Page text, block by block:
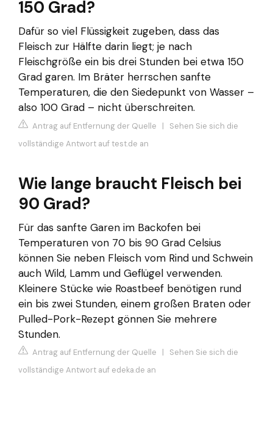
150 Grad?
Dafür so viel Flüssigkeit zugeben, dass das
Fleisch zur Hälfte darin liegt; je nach
Fleischgröße ein bis drei Stunden bei etwa 150
Grad garen. Im Bräter herrschen sanfte
Temperaturen, die den Siedepunkt von Wasser –
also 100 Grad – nicht überschreiten.
Antrag auf Entfernung der Quelle | Sehen Sie sich die
vollständige Antwort auf test.de an
Wie lange braucht Fleisch bei
90 Grad?
Für das sanfte Garen im Backofen bei
Temperaturen von 70 bis 90 Grad Celsius
können Sie neben Fleisch vom Rind und Schwein
auch Wild, Lamm und Geflügel verwenden.
Kleinere Stücke wie Roastbeef benötigen rund
ein bis zwei Stunden, einem großen Braten oder
Pulled-Pork-Rezept gönnen Sie mehrere
Stunden.
Antrag auf Entfernung der Quelle | Sehen Sie sich die
vollständige Antwort auf edeka.de an